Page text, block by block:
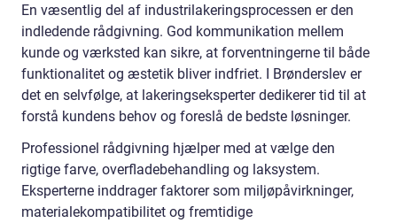
En væsentlig del af industrilakeringsprocessen er den
indledende rådgivning. God kommunikation mellem
kunde og værksted kan sikre, at forventningerne til både
funktionalitet og æstetik bliver indfriet. I Brønderslev er
det en selvfølge, at lakeringseksperter dedikerer tid til at
forstå kundens behov og foreslå de bedste løsninger.
Professionel rådgivning hjælper med at vælge den
rigtige farve, overfladebehandling og laksystem.
Eksperterne inddrager faktorer som miljøpåvirkninger,
materialekompatibilitet og fremtidige